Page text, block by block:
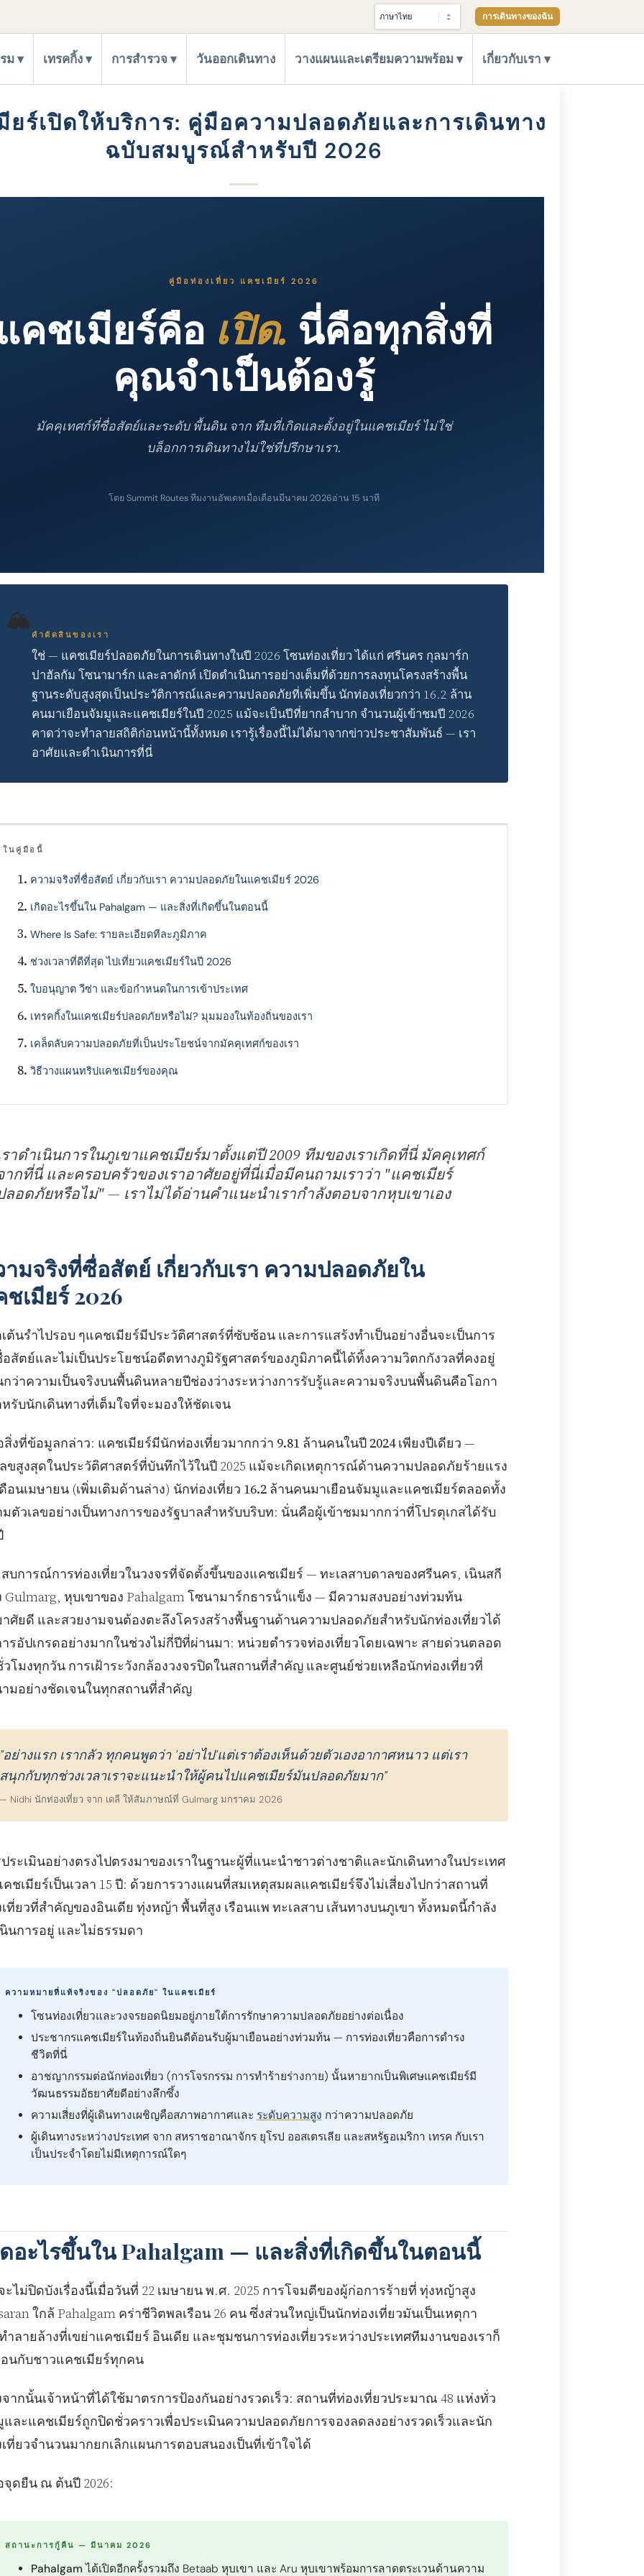
การเดินทางของฉัน
ม เทรคกิ้ง การสำรวจ วันออกเดินทาง วางแผนและเตรียมความพร้อม เกี่ยวกับเรา
ยร์เปิดให้บริการ: คู่มือความปลอดภัยและการเดินทาง
ฉบับสมบูรณ์สําหรับปี 2026
คู่มือท่องเที่ยว แคชเมียร์ 2026
คชเมียร์คือ เปิด. นี่คือทุกสิ่งที่
คุณจําเป็นต้องรู้
มัคคุเทศก์ที่ซื่อสัตย์และระดับ พื้นดิน จาก ทีมที่เกิดและตั้งอยู่ในแคชเมียร์ ไม่ใช่
บล็อกการเดินทางไม่ใช่ที่ปรึกษาเรา.
โดย Summit Routes ทีมงานอัพเดทเมื่อเดือนมีนาคม 2026อ่าน 15 นาที
🏔️ คําตัดสินของเรา
ใช่ — แคชเมียร์ปลอดภัยในการเดินทางในปี 2026 โซนท่องเที่ยว ได้แก่ ศรีนคร กุลมาร์ก
ปาฮัลกัม โซนามาร์ก และลาดักห์ เปิดดําเนินการอย่างเต็มที่ด้วยการลงทุนโครงสร้างพื้น
ฐานระดับสูงสุดเป็นประวัติการณ์และความปลอดภัยที่เพิ่มขึ้น นักท่องเที่ยวกว่า 16.2 ล้าน
คนมาเยือนจัมมูและแคชเมียร์ในปี 2025 แม้จะเป็นปีที่ยากลําบาก จํานวนผู้เข้าชมปี 2026
คาดว่าจะทําลายสถิติก่อนหน้านี้ทั้งหมด เรารู้เรื่องนี้ไม่ได้มาจากข่าวประชาสัมพันธ์ — เรา
อาศัยและดําเนินการที่นี่
ในคู่มือนี้
ความจริงที่ซื่อสัตย์ เกี่ยวกับเรา ความปลอดภัยในแคชเมียร์ 2026
เกิดอะไรขึ้นใน Pahalgam — และสิ่งที่เกิดขึ้นในตอนนี้
Where Is Safe: รายละเอียดทีละภูมิภาค
ช่วงเวลาที่ดีที่สุด ไปเที่ยวแคชเมียร์ในปี 2026
ใบอนุญาต วีซ่า และข้อกําหนดในการเข้าประเทศ
เทรคกิ้งในแคชเมียร์ปลอดภัยหรือไม่? มุมมองในท้องถิ่นของเรา
เคล็ดลับความปลอดภัยที่เป็นประโยชน์จากมัคคุเทศก์ของเรา
วิธีวางแผนทริปแคชเมียร์ของคุณ
ราดําเนินการในภูเขาแคชเมียร์มาตั้งแต่ปี 2009 ทีมของเราเกิดที่นี่ มัคคุเทศก์
ากที่นี่ และครอบครัวของเราอาศัยอยู่ที่นี่เมื่อมีคนถามเราว่า "แคชเมียร์
ลอดภัยหรือไม่" — เราไม่ได้อ่านคําแนะนําเรากําลังตอบจากหุบเขาเอง
มจริงที่ซื่อสัตย์ เกี่ยวกับเรา ความปลอดภัยใน
เมียร์ 2026
ต้นรําไปรอบ ๆแคชเมียร์มีประวัติศาสตร์ที่ซับซ้อน และการแสร้งทําเป็นอย่างอื่นจะเป็นการ
สัตย์และไม่เป็นประโยชน์อดีตทางภูมิรัฐศาสตร์ของภูมิภาคนี้ได้ทิ้งความวิตกกังวลที่คงอยู่
ว่าความเป็นจริงบนพื้นดินหลายปีช่องว่างระหว่างการรับรู้และความจริงบนพื้นดินคือโอกา
รับนักเดินทางที่เต็มใจที่จะมองให้ชัดเจน
งที่ข้อมูลกล่าว: แคชเมียร์มีนักท่องเที่ยวมากกว่า 9.81 ล้านคนในปี 2024 เพียงปีเดียว —
ขสูงสุดในประวัติศาสตร์ที่บันทึกไว้ในปี 2025 แม้จะเกิดเหตุการณ์ด้านความปลอดภัยร้ายแรง
อนเมษายน (เพิ่มเติมด้านล่าง) นักท่องเที่ยว 16.2 ล้านคนมาเยือนจัมมูและแคชเมียร์ตลอดทั้ง
ตัวเลขอย่างเป็นทางการของรัฐบาลสําหรับบริบท: นั่นคือผู้เข้าชมมากกว่าที่โปรตุเกสได้รับ
บการณ์การท่องเที่ยวในวงจรที่จัดตั้งขึ้นของแคชเมียร์ — ทะเลสาบดาลของศรีนคร, เนินสกี
Gulmarg, หุบเขาของ Pahalgam โซนามาร์กธารน้ําแข็ง — มีความสงบอย่างท่วมท้น
ศัยดี และสวยงามจนต้องตะลึงโครงสร้างพื้นฐานด้านความปลอดภัยสําหรับนักท่องเที่ยวได้
รอัปเกรดอย่างมากในช่วงไม่กี่ปีที่ผ่านมา: หน่วยตํารวจท่องเที่ยวโดยเฉพาะ สายด่วนตลอด
วโมงทุกวัน การเฝ้าระวังกล้องวงจรปิดในสถานที่สําคัญ และศูนย์ช่วยเหลือนักท่องเที่ยวที่
มอย่างชัดเจนในทุกสถานที่สําคัญ
"อย่างแรก เรากลัว ทุกคนพูดว่า 'อย่าไป'แต่เราต้องเห็นด้วยตัวเองอากาศหนาว แต่เรา
สนุกกับทุกช่วงเวลาเราจะแนะนําให้ผู้คนไปแคชเมียร์มันปลอดภัยมาก"
— Nidhi นักท่องเที่ยว จาก เดลี ให้สัมภาษณ์ที่ Gulmarg มกราคม 2026
ระเมินอย่างตรงไปตรงมาของเราในฐานะผู้ที่แนะนําชาวต่างชาติและนักเดินทางในประเทศ
ชเมียร์เป็นเวลา 15 ปี: ด้วยการวางแผนที่สมเหตุสมผลแคชเมียร์จึงไม่เสี่ยงไปกว่าสถานที่
ที่ยวที่สําคัญของอินเดีย ทุ่งหญ้า พื้นที่สูง เรือนแพ ทะเลสาบ เส้นทางบนภูเขา ทั้งหมดนี้กําลัง
นการอยู่ และไม่ธรรมดา
ความหมายที่แท้จริงของ "ปลอดภัย" ในแคชเมียร์
โซนท่องเที่ยวและวงจรยอดนิยมอยู่ภายใต้การรักษาความปลอดภัยอย่างต่อเนื่อง
ประชากรแคชเมียร์ในท้องถิ่นยินดีต้อนรับผู้มาเยือนอย่างท่วมท้น — การท่องเที่ยวคือการดํารง
ชีวิตที่นี่
อาชญากรรมต่อนักท่องเที่ยว (การโจรกรรม การทําร้ายร่างกาย) นั้นหายากเป็นพิเศษแคชเมียร์มี
วัฒนธรรมอัธยาศัยดีอย่างลึกซึ้ง
ความเสี่ยงที่ผู้เดินทางเผชิญคือสภาพอากาศและ ระดับความสูง กว่าความปลอดภัย
ผู้เดินทางระหว่างประเทศ จาก สหราชอาณาจักร ยุโรป ออสเตรเลีย และสหรัฐอเมริกา เทรค กับเรา
เป็นประจําโดยไม่มีเหตุการณ์ใดๆ
อะไรขึ้นใน Pahalgam — และสิ่งที่เกิดขึ้นในตอนนี้
ะไม่ปิดบังเรื่องนี้เมื่อวันที่ 22 เมษายน พ.ศ. 2025 การโจมตีของผู้ก่อการร้ายที่ ทุ่งหญ้าสูง
ใกล้ Pahalgam คร่าชีวิตพลเรือน 26 คน ซึ่งส่วนใหญ่เป็นนักท่องเที่ยวมันเป็นเหตุกา
ลายล้างที่เขย่าแคชเมียร์ อินเดีย และชุมชนการท่องเที่ยวระหว่างประเทศทีมงานของเราก็
นกับชาวแคชเมียร์ทุกคน
ากนั้นเจ้าหน้าที่ได้ใช้มาตรการป้องกันอย่างรวดเร็ว: สถานที่ท่องเที่ยวประมาณ 48 แห่งทั่ว
ละแคชเมียร์ถูกปิดชั่วคราวเพื่อประเมินความปลอดภัยการจองลดลงอย่างรวดเร็วและนัก
ที่ยวจํานวนมากยกเลิกแผนการตอบสนองเป็นที่เข้าใจได้
ดยืน ณ ต้นปี 2026:
สถานะการกู้คืน — มีนาคม 2026
Pahalgam ได้เปิดอีกครั้งรวมถึง Betaab หุบเขา และ Aru หุบเขาพร้อมการลาดตระเวนด้านความ